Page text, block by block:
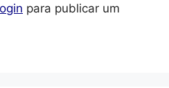
para publicar um